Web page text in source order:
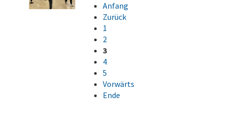
Anfang
Zurück
1
2
3
4
5
Vorwärts
Ende